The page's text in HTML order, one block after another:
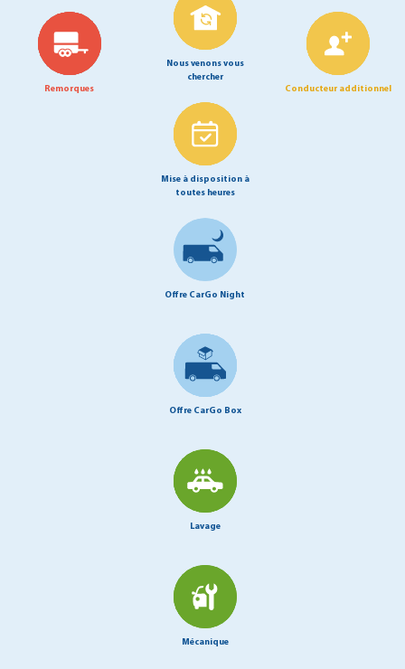
Remorques
Nous venons vous
chercher
Mise à disposition à
toutes heures
Offre CarGo Night
Offre CarGo Box
Lavage
Mécanique
Conducteur additionnel